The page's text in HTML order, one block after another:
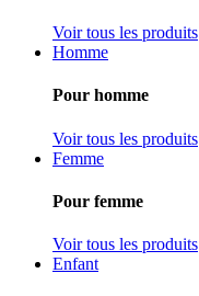
Voir tous les produits
Homme
Pour homme
Voir tous les produits
Femme
Pour femme
Voir tous les produits
Enfant